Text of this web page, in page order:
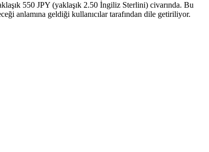
550 JPY (yaklaşık 2.50 İngiliz Sterlini) civarında. Bu
anlamına geldiği kullanıcılar tarafından dile getiriliyor.